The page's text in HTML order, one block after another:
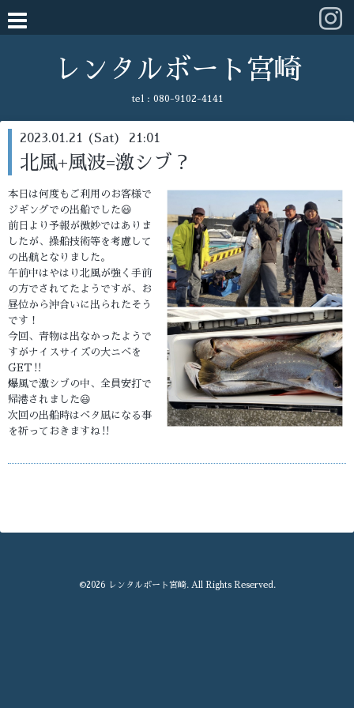
レンタルボート宮崎
tel : 080-9102-4141
2023.01.21 (Sat) 21:01
北風+風波=激シブ？
本日は何度もご利用のお客様で
ジギングでの出船でした😃
前日より予報が微妙ではありま
したが、操船技術等を考慮して
の出航となりました。
午前中はやはり北風が強く手前
の方でされてたようですが、お
昼位から沖合いに出られたそう
です！
今回、青物は出なかったようで
すがナイスサイズの大ニベを
GET‼️
爆風で激シブの中、全員安打で
帰港されました😃
次回の出船時はベタ凪になる事
を祈っておきますね‼️
©2026 レンタルボート宮崎. All Rights Reserved.